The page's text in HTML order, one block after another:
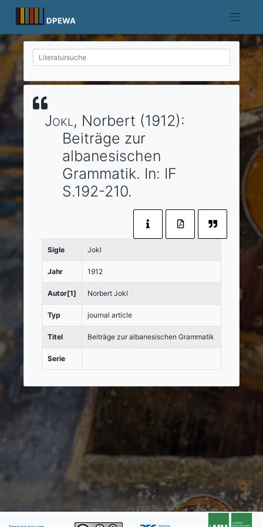
content
DPEWA
Jokl, Norbert (1912):
Beiträge zur
albanesischen
Grammatik. In: IF
S.192-210.
Sigle Jokl
Jahr 1912
Autor[1] Norbert Jokl
Typ journal article
Titel Beiträge zur albanesischen Grammatik
Serie